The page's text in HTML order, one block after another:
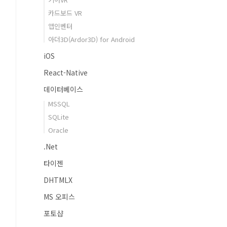
카드보드 VR
앱인벤터
아더3D(Ardor3D) for Android
iOS
React-Native
데이터베이스
MSSQL
SQLite
Oracle
.Net
타이젠
DHTMLX
MS 오피스
포토샵